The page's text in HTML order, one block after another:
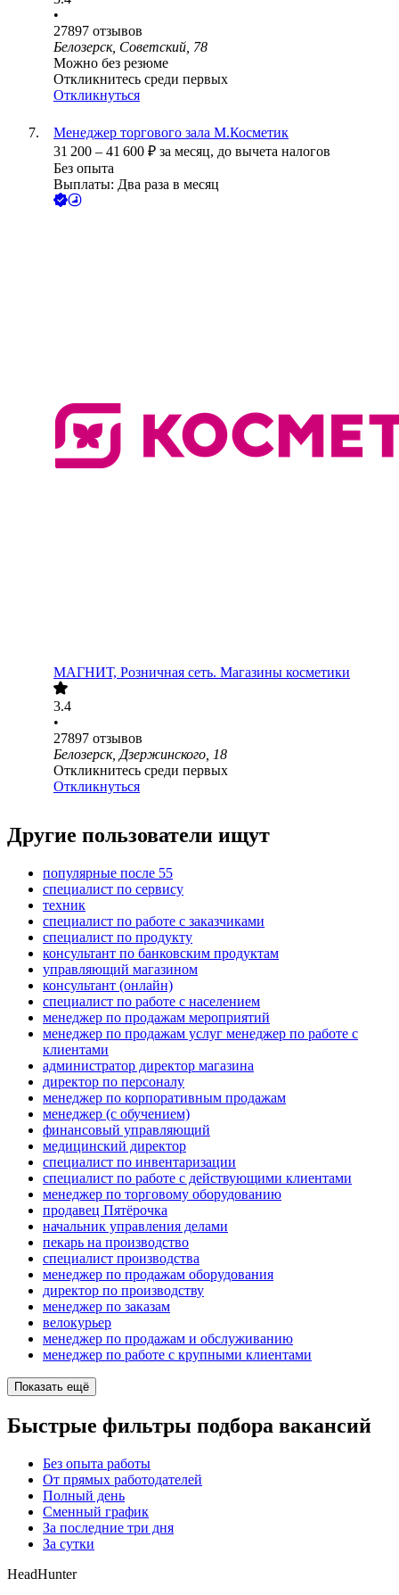
•
27897 отзывов
Белозерск, Советский, 78
Можно без резюме
Откликнитесь среди первых
Откликнуться
Менеджер торгового зала М.Косметик
31 200 – 41 600 ₽ за месяц, до вычета налогов
Без опыта
Выплаты: Два раза в месяц
МАГНИТ, Розничная сеть. Магазины косметики
3.4
•
27897 отзывов
Белозерск, Дзержинского, 18
Откликнитесь среди первых
Откликнуться
Другие пользователи ищут
популярные после 55
специалист по сервису
техник
специалист по работе с заказчиками
специалист по продукту
консультант по банковским продуктам
управляющий магазином
консультант (онлайн)
специалист по работе с населением
менеджер по продажам мероприятий
менеджер по продажам услуг менеджер по работе с
клиентами
администратор директор магазина
директор по персоналу
менеджер по корпоративным продажам
менеджер (с обучением)
финансовый управляющий
медицинский директор
специалист по инвентаризации
специалист по работе с действующими клиентами
менеджер по торговому оборудованию
продавец Пятёрочка
начальник управления делами
пекарь на производство
специалист производства
менеджер по продажам оборудования
директор по производству
менеджер по заказам
велокурьер
менеджер по продажам и обслуживанию
менеджер по работе с крупными клиентами
Показать ещё
Быстрые фильтры подбора вакансий
Без опыта работы
От прямых работодателей
Полный день
Сменный график
За последние три дня
За сутки
HeadHunter